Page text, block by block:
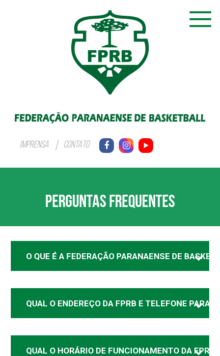
IMPRENSA CONTATO
PERGUNTAS FREQUENTES
O QUE É A FEDERAÇÃO PARANAENSE DE
QUAL O ENDEREÇO DA FPRB E TELEFONE PARA
QUAL O HORÁRIO DE FUNCIONAMENTO DA FPRB?